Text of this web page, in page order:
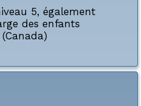
5, également
des enfants